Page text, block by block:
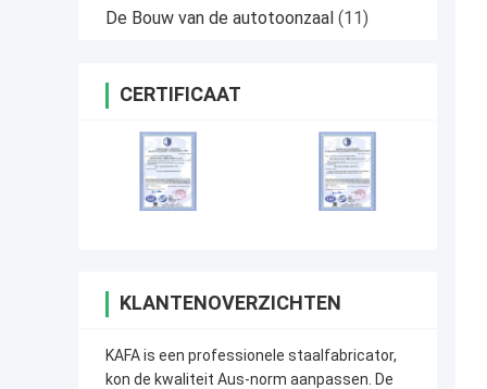
De Bouw van de autotoonzaal (11)
CERTIFICAAT
KLANTENOVERZICHTEN
KAFA is een professionele staalfabricator,
kon de kwaliteit Aus-norm aanpassen. De